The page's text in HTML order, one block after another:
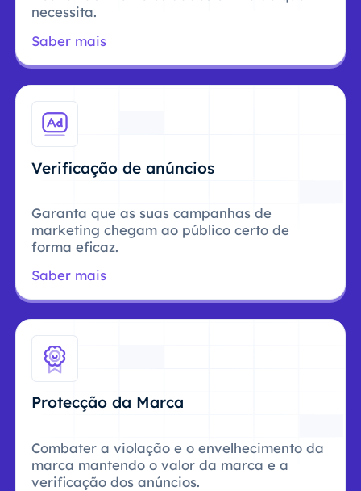
necessita.
Saber mais
Verificação de anúncios
Garanta que as suas campanhas de
marketing chegam ao público certo de
forma eficaz.
Saber mais
Protecção da Marca
Combater a violação e o envelhecimento da
marca mantendo o valor da marca e a
verificação dos anúncios.